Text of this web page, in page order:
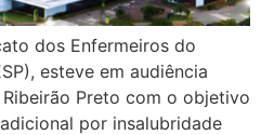
dos Enfermeiros do
esteve em audiência
Preto com o objetivo
por insalubridade